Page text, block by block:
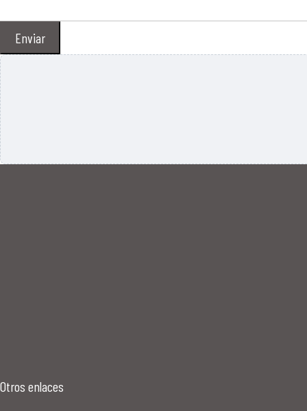
Enviar
Otros enlaces